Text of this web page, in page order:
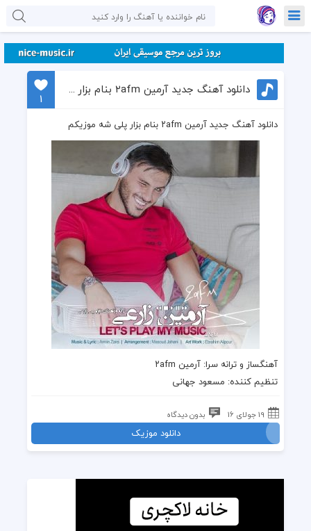
دانلود آهنگ جدید آرمین ۲afm بنام بزار پلی شه موزیکم
1
دانلود آهنگ جدید آرمین ۲afm بنام بزار پلی شه موزیکم
آهنگساز وترانه سرا:آرمین ۲afm
تنظیم کننده: مسعود جهانی
19 جولای 16 بدون دیدگاه
دانلود موزیک